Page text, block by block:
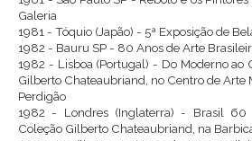
Galeria
1981 - Tóquio (Japão) - 5ª Exposição de
1982 - Bauru SP - 80 Anos de Arte
1982 - Lisboa (Portugal) - Do Moderno ao
Gilberto Chateaubriand, no Centro de Arte
Perdigão
1982 - Londres (Inglaterra) - Brasil 60
Coleção Gilberto Chateaubriand, na